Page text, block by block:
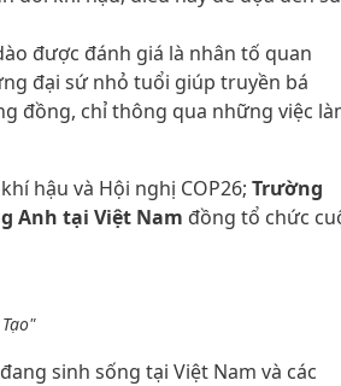
được đánh giá là nhân tố quan
đại sứ nhỏ tuổi giúp truyền bá
đồng, chỉ thông qua những việc
hậu và Hội nghị COP26; Trường
Anh tại Việt Nam đồng tổ chức
sinh sống tại Việt Nam và các